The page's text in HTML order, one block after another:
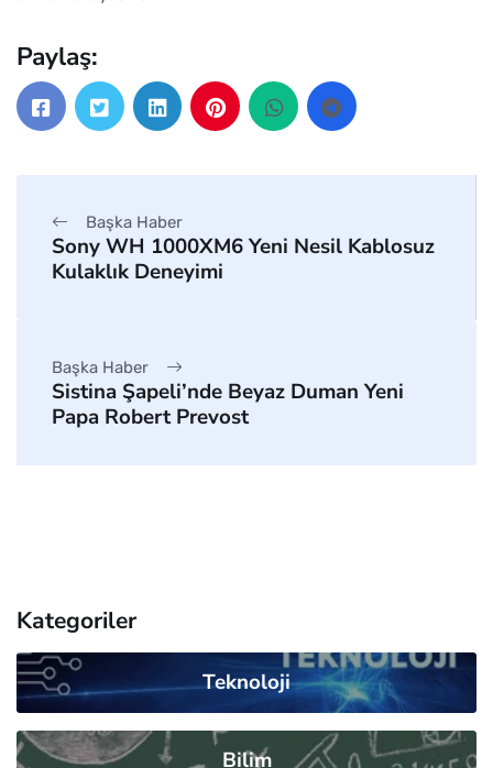
Paylaş:
Başka Haber
Sony WH 1000XM6 Yeni Nesil Kablosuz
Kulaklık Deneyimi
Başka Haber
Sistina Şapeli’nde Beyaz Duman Yeni
Papa Robert Prevost
Kategoriler
Teknoloji
Bilim